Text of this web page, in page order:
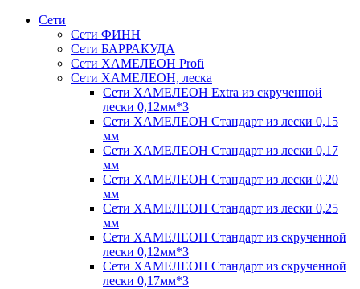
Сети
Сети ФИНН
Сети БАРРАКУДА
Сети ХАМЕЛЕОН Profi
Сети ХАМЕЛЕОН, леска
Сети ХАМЕЛЕОН Extra из скрученной
лески 0,12мм*3
Сети ХАМЕЛЕОН Стандарт из лески 0,15
мм
Сети ХАМЕЛЕОН Стандарт из лески 0,17
мм
Сети ХАМЕЛЕОН Стандарт из лески 0,20
мм
Сети ХАМЕЛЕОН Стандарт из лески 0,25
мм
Сети ХАМЕЛЕОН Стандарт из скрученной
лески 0,12мм*3
Сети ХАМЕЛЕОН Стандарт из скрученной
лески 0,17мм*3